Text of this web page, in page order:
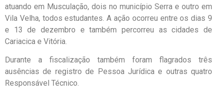
atuando em Musculação, dois no município Serra e outro em
Vila Velha, todos estudantes. A ação ocorreu entre os dias 9
e 13 de dezembro e também percorreu as cidades de
Cariacica e Vitória.
Durante a fiscalização também foram flagrados três
ausências de registro de Pessoa Jurídica e outras quatro
Responsável Técnico.